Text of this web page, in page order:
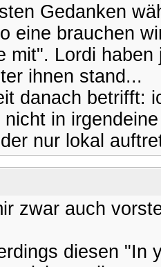
Gedanken
eine brauchen
mit". Lordi
ihnen stand...
danach betrifft:
nicht in
nur lokal
zwar auch
diesen "In